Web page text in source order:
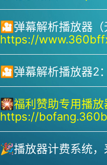
🎦弹幕解析播放器（
https://
🎦弹幕解析播放器2：
🎇福利赞助专用播放
https://
🎉播放器计费系统